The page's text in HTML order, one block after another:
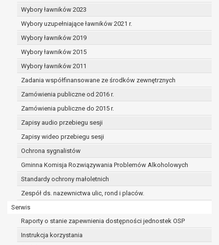
Wybory ławników 2023
Wybory uzupełniające ławników 2021 r.
Wybory ławników 2019
Wybory ławników 2015
Wybory ławników 2011
Zadania współfinansowane ze środków zewnętrznych
Zamówienia publiczne od 2016 r.
Zamówienia publiczne do 2015 r.
Zapisy audio przebiegu sesji
Zapisy wideo przebiegu sesji
Ochrona sygnalistów
Gminna Komisja Rozwiązywania Problemów Alkoholowych
Standardy ochrony małoletnich
Zespół ds. nazewnictwa ulic, rond i placów.
Serwis
Raporty o stanie zapewnienia dostępności jednostek OSP
Instrukcja korzystania
dane osobowe przetwarzane są
niezgodnie z prawem,
dane osobowe muszą być usunięte w
celu wywiązania się z obowiązku
wynikającego z przepisów prawa;
prawo do żądania ograniczenia
przetwarzania danych osobowych na
podstawie art. 18 RODO, w przypadku gdy:
osoba, której dane dotyczą
kwestionuje prawidłowość danych
osobowych – na okres pozwalający
administratorowi sprawdzić
prawidłowość tych danych,
przetwarzanie danych jest niezgodne
z prawem, a osoba, której dane
dotyczą, sprzeciwia się usunięciu
danych, żądając w zamian ich
ograniczenia,
której dane dotyczą, potrzebuje ich do
ustalenia, obrony lub dochodzenia